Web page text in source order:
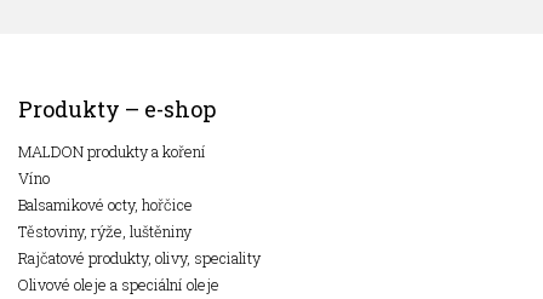
Produkty – e-shop
MALDON produkty a koření
Víno
Balsamikové octy, hořčice
Těstoviny, rýže, luštěniny
Rajčatové produkty, olivy, speciality
Olivové oleje a speciální oleje